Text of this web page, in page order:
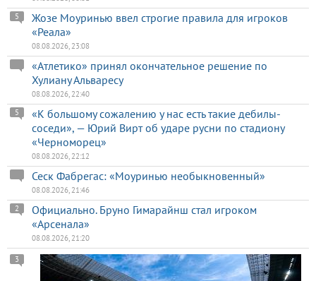
Жозе Моуринью ввел строгие правила для игроков
«Реала»
5
08.08.2026, 23:08
«Атлетико» принял окончательное решение по
Хулиану Альваресу
08.08.2026, 22:40
«К большому сожалению у нас есть такие дебилы-
соседи», — Юрий Вирт об ударе русни по стадиону
«Черноморец»
5
08.08.2026, 22:12
Сеск Фабрегас: «Моуринью необыкновенный»
08.08.2026, 21:46
Официально. Бруно Гимарайнш стал игроком
«Арсенала»
2
08.08.2026, 21:20
3